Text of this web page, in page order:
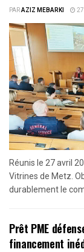
PARAZIZ MEBARKI
Réunis le 27 avril
Vitrines de Metz.
durablement le
Prêt PME
financement